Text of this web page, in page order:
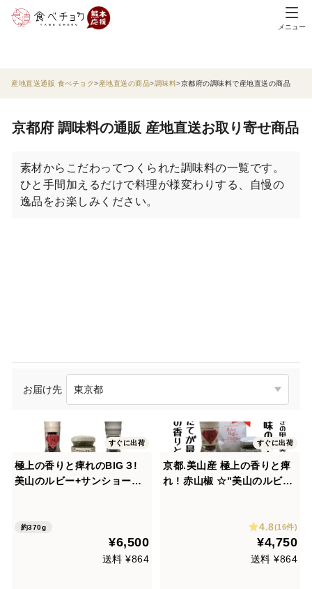
メニュー
産地直送通販 食べチョク 産地直送の商品 調味料 京都府の調味料で産地直送の商品
京都府 調味料の通販 産地直送お取り寄せ商品
素材からこだわってつくられた調味料の一覧です。
ひと手間加えるだけで料理が様変わりする、自慢の
逸品をお楽しみください。
お届け先
すぐに出荷
極上の香りと痺れのBIG３!
美山のルビー+サンショーブ
約370g
¥6,500
送料 ¥864
すぐに出荷
京都.美山産 極上の香りと痺
れ ! 赤山椒 ☆"美山のルビ
4.8(16件)
¥4,750
送料 ¥864